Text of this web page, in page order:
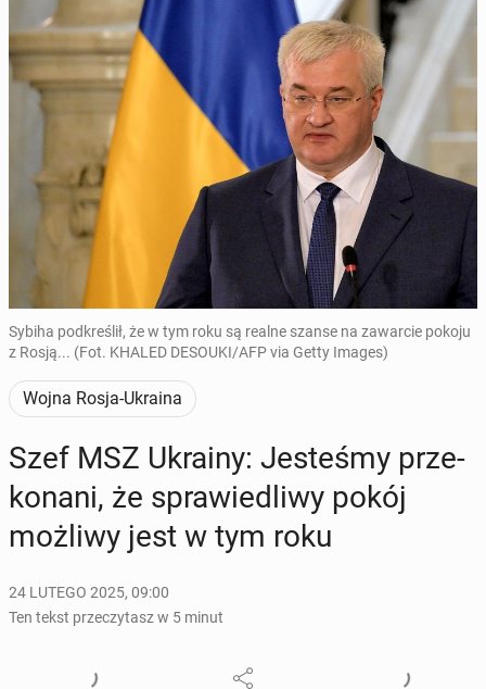
Sybiha podkreślił, że w tym roku są realne szanse na zawarcie pokoju
z Rosją... (Fot. KHALED DESOUKI/AFP via Getty Images)
Wojna Rosja-Ukraina
Szef MSZ Ukrainy: Je­ste­śmy prze­
ko­na­ni, że spra­wie­dli­wy pokój
możliwy jest w tym roku
24 LUTEGO 2025, 09:00
Ten tekst przeczytasz w 5 minut